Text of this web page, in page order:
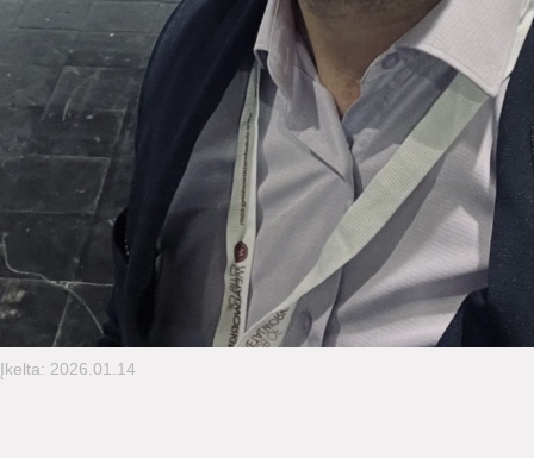
Įkelta: 2026.01.14